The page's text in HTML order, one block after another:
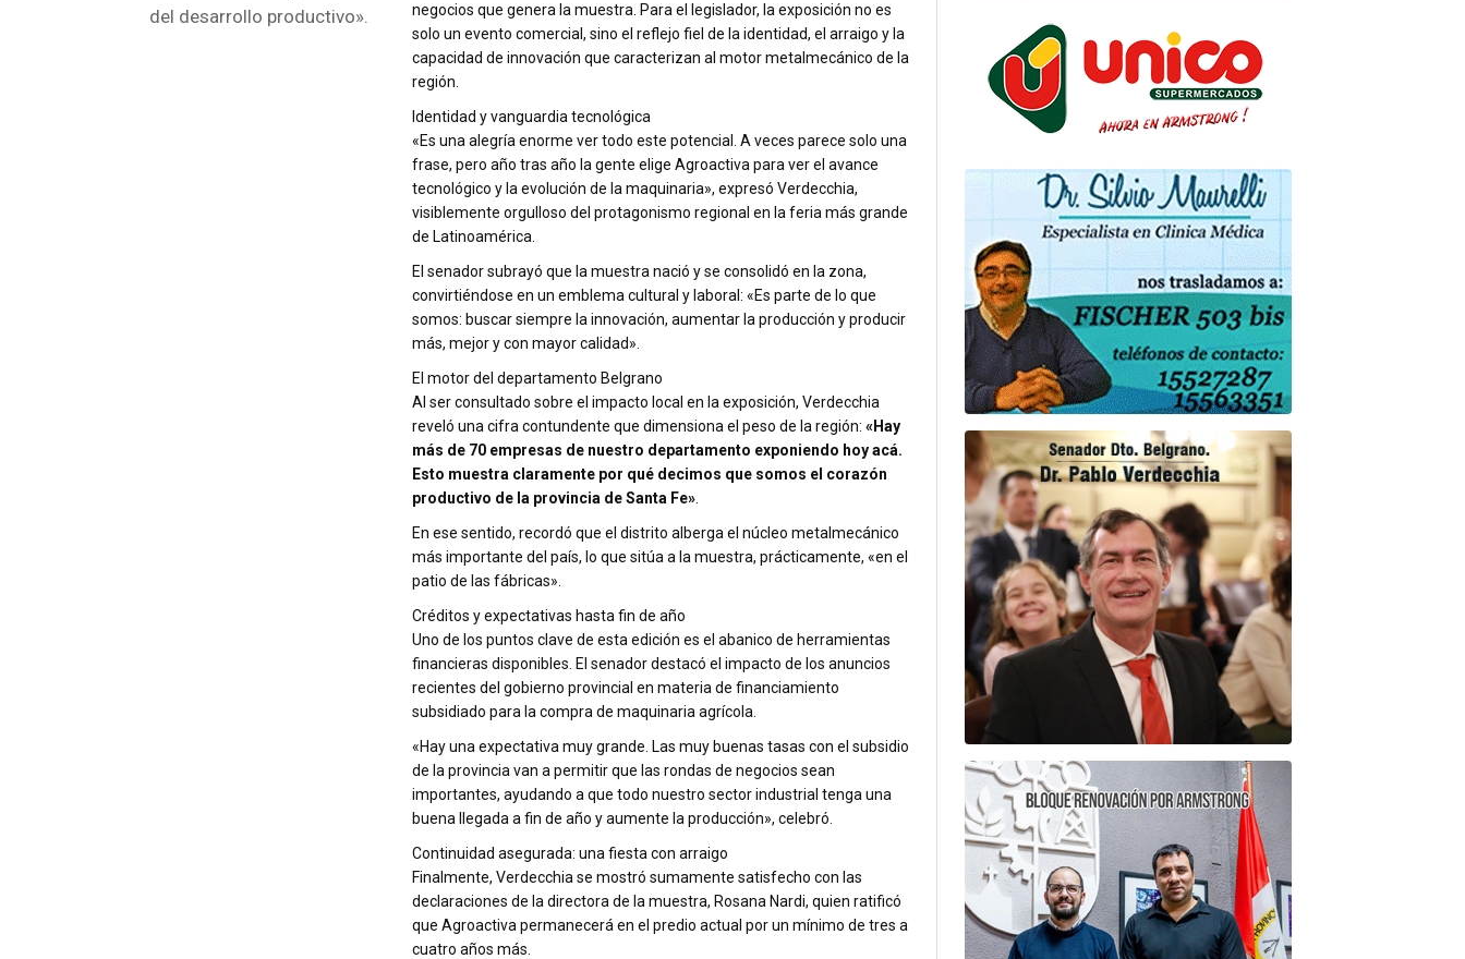
negocios que genera la muestra. Para el legislador, la exposición no es
solo un evento comercial, sino el reflejo fiel de la identidad, el arraigo y la
capacidad de innovación que caracterizan al motor metalmecánico de la
región.
Identidad y vanguardia tecnológica
«Es una alegría enorme ver todo este potencial. A veces parece solo una
frase, pero año tras año la gente elige Agroactiva para ver el avance
tecnológico y la evolución de la maquinaria», expresó Verdecchia,
visiblemente orgulloso del protagonismo regional en la feria más grande
de Latinoamérica.
El senador subrayó que la muestra nació y se consolidó en la zona,
convirtiéndose en un emblema cultural y laboral: «Es parte de lo que
somos: buscar siempre la innovación, aumentar la producción y producir
más, mejor y con mayor calidad».
El motor del departamento Belgrano
Al ser consultado sobre el impacto local en la exposición, Verdecchia
reveló una cifra contundente que dimensiona el peso de la región: «Hay
más de 70 empresas de nuestro departamento exponiendo hoy acá.
Esto muestra claramente por qué decimos que somos el corazón
productivo de la provincia de Santa Fe».
En ese sentido, recordó que el distrito alberga el núcleo metalmecánico
más importante del país, lo que sitúa a la muestra, prácticamente, «en el
patio de las fábricas».
Créditos y expectativas hasta fin de año
Uno de los puntos clave de esta edición es el abanico de herramientas
financieras disponibles. El senador destacó el impacto de los anuncios
recientes del gobierno provincial en materia de financiamiento
subsidiado para la compra de maquinaria agrícola.
«Hay una expectativa muy grande. Las muy buenas tasas con el subsidio
de la provincia van a permitir que las rondas de negocios sean
importantes, ayudando a que todo nuestro sector industrial tenga una
buena llegada a fin de año y aumente la producción», celebró.
Continuidad asegurada: una fiesta con arraigo
Finalmente, Verdecchia se mostró sumamente satisfecho con las
declaraciones de la directora de la muestra, Rosana Nardi, quien ratificó
que Agroactiva permanecerá en el predio actual por un mínimo de tres a
cuatro años más.
del desarrollo productivo».